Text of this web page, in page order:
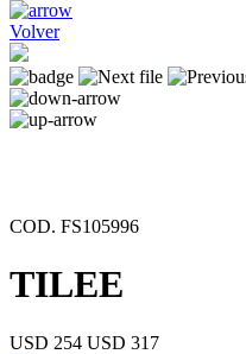
Volver
COD. FS105996
TILEE
USD 254 USD 317